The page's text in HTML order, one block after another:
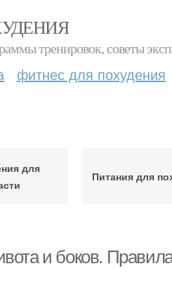
тренировок, советы
фитнес для похудения
для
Питания для
и боков.